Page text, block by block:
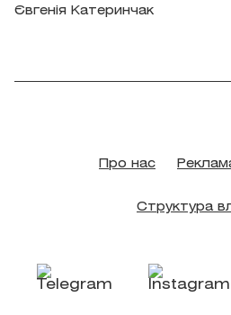
Євгенія Катеринчак
Про нас
Структура